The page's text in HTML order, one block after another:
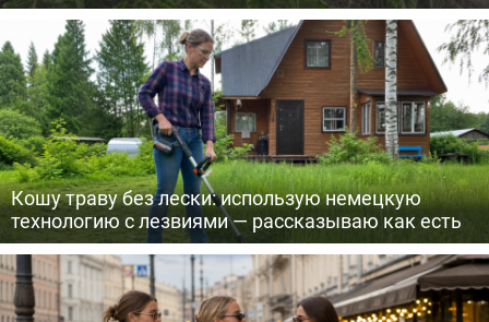
Кошу траву без лески: использую немецкую
технологию с лезвиями — рассказываю как есть